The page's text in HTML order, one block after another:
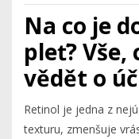
Na co je
pleť?
vědět o
Retinol je jedna z
texturu, zmenšuje